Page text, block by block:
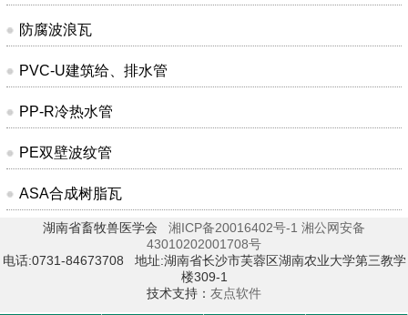
防腐波浪瓦
PVC-U建筑给、排水管
PP-R冷热水管
PE双壁波纹管
ASA合成树脂瓦
湖南省畜牧兽医学会 湘ICP备20016402号-1 湘公网安备
43010202001708号
电话:0731-84673708 地址:湖南省长沙市芙蓉区湖南农业大学第三教学
楼309-1
技术支持： 友点软件